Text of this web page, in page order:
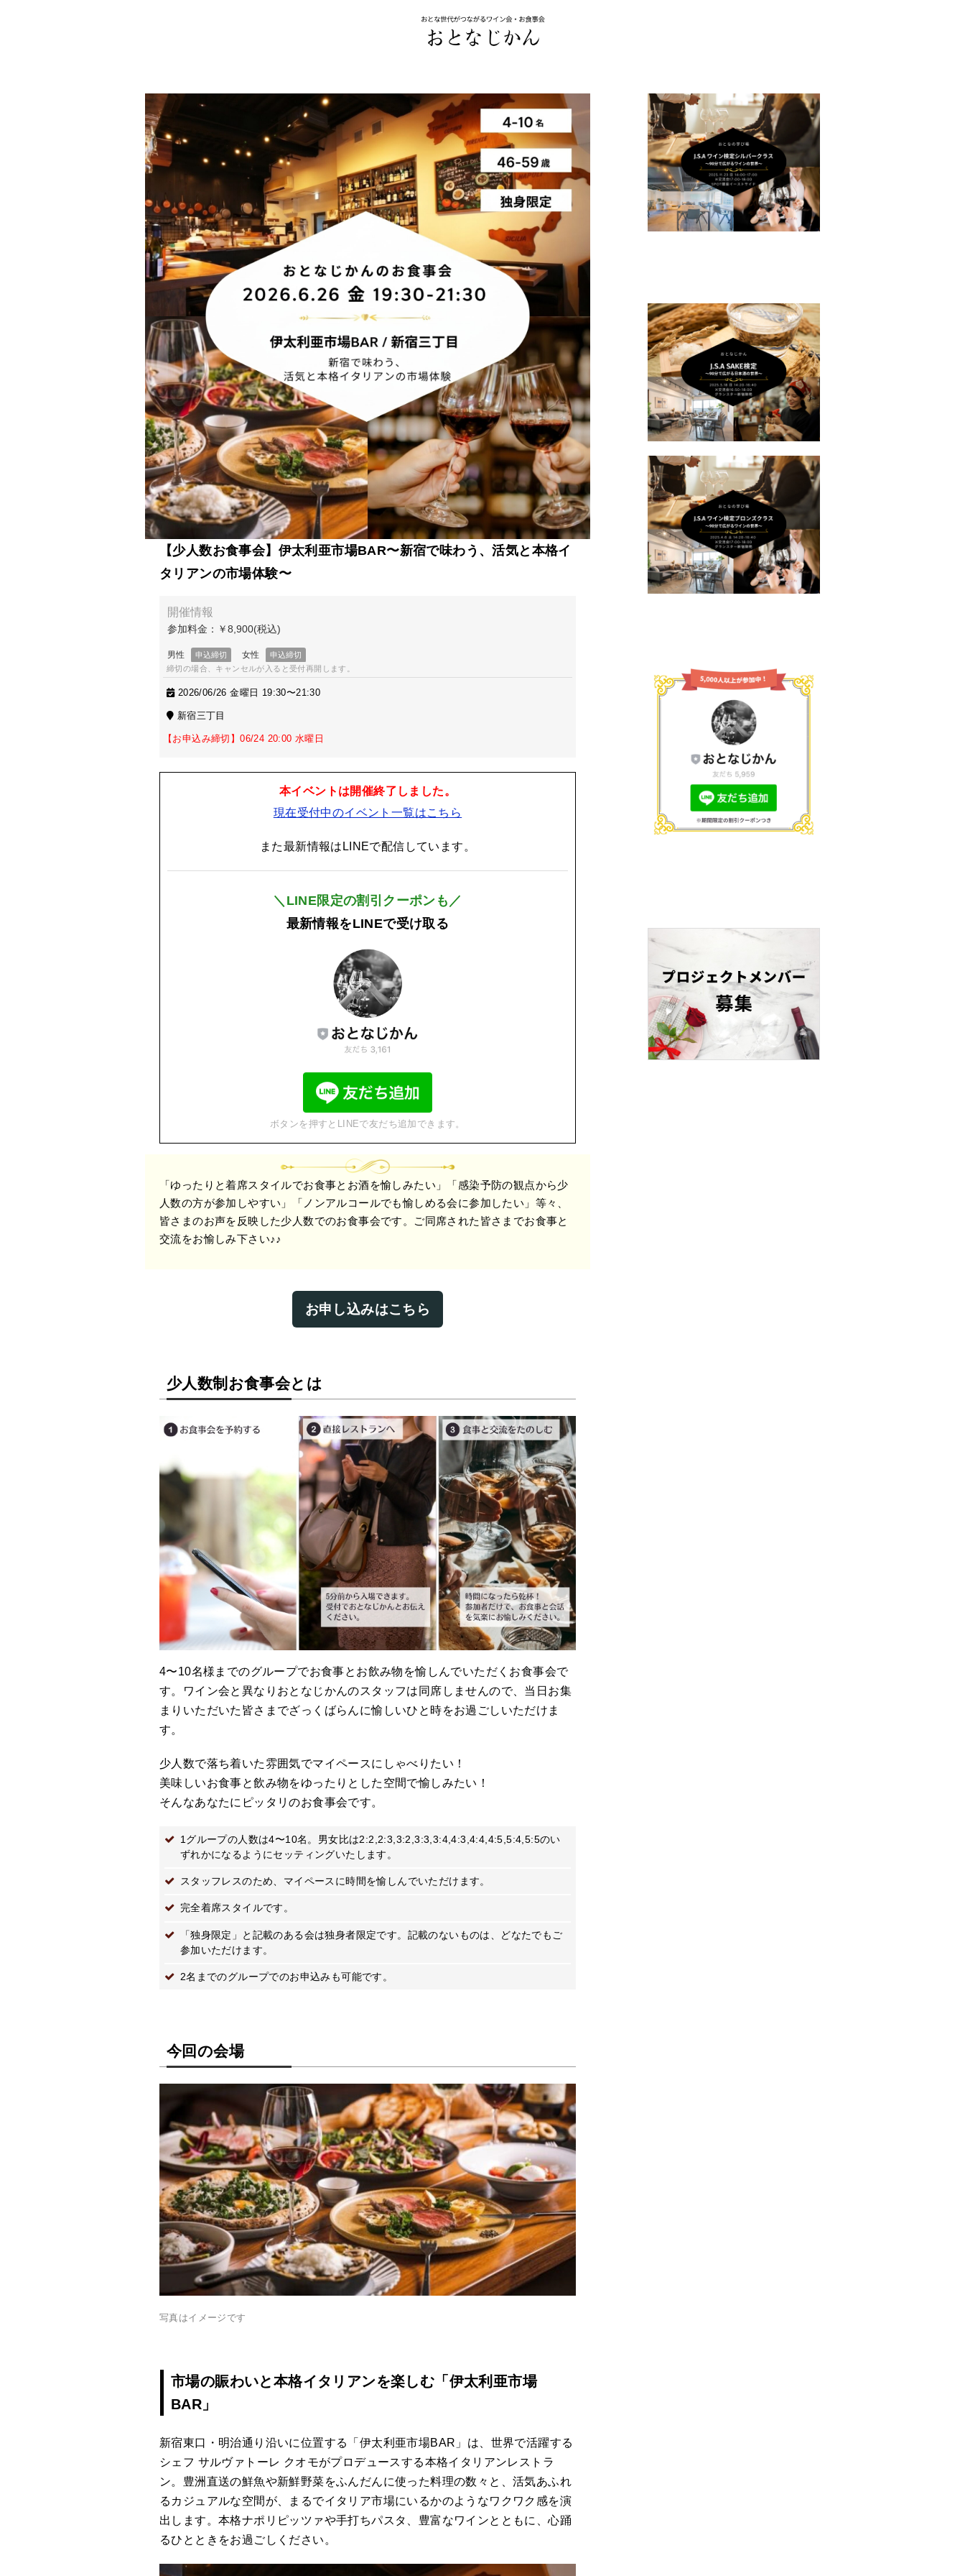
【少人数お食事会】伊太利亜市場BAR〜新宿で味わう、活気と本格イ
タリアンの市場体験〜
締切の場合、キャンセルが入ると受付再開します。
2026/06/26 金曜日 19:30〜21:30
新宿三丁目
【お申込み締切】06/24 20:00 水曜日
本イベントは開催終了しました。
現在受付中のイベント一覧はこちら
また最新情報はLINEで配信しています。
＼LINE限定の割引クーポンも／
最新情報をLINEで受け取る
ボタンを押すとLINEで友だち追加できます。
「ゆったりと着席スタイルでお食事とお酒を愉しみたい」「感染予防の観点から少
人数の方が参加しやすい」「ノンアルコールでも愉しめる会に参加したい」等々、
皆さまのお声を反映した少人数でのお食事会です。ご同席された皆さまでお食事と
交流をお愉しみ下さい♪♪
お申し込みはこちら
少人数制お食事会とは
4〜10名様までのグループでお食事とお飲み物を愉しんでいただくお食事会で
す。ワイン会と異なりおとなじかんのスタッフは同席しませんので、当日お集
まりいただいた皆さまでざっくばらんに愉しいひと時をお過ごしいただけま
す。
少人数で落ち着いた雰囲気でマイペースにしゃべりたい！
美味しいお食事と飲み物をゆったりとした空間で愉しみたい！
そんなあなたにピッタリのお食事会です。
1グループの人数は4〜10名。男女比は2:2,2:3,3:2,3:3,3:4,4:3,4:4,4:5,5:4,5:5のい
ずれかになるようにセッティングいたします。
スタッフレスのため、マイペースに時間を愉しんでいただけます。
完全着席スタイルです。
「独身限定」と記載のある会は独身者限定です。記載のないものは、どなたでもご
参加いただけます。
2名までのグループでのお申込みも可能です。
今回の会場
写真はイメージです
市場の賑わいと本格イタリアンを楽しむ「伊太利亜市場
BAR」
新宿東口・明治通り沿いに位置する「伊太利亜市場BAR」は、世界で活躍する
シェフ サルヴァトーレ クオモがプロデュースする本格イタリアンレストラ
ン。豊洲直送の鮮魚や新鮮野菜をふんだんに使った料理の数々と、活気あふれ
るカジュアルな空間が、まるでイタリア市場にいるかのようなワクワク感を演
出します。本格ナポリピッツァや手打ちパスタ、豊富なワインとともに、心踊
るひとときをお過ごしください。